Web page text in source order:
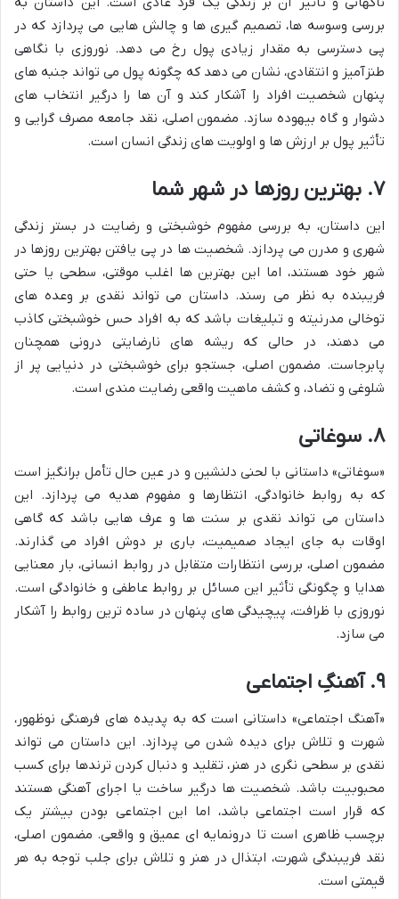
بررسی وسوسه ها، تصمیم گیری ها و چالش هایی می پردازد که در
پی دسترسی به مقدار زیادی پول رخ می دهد. نوروزی با نگاهی
طنزآمیز و انتقادی، نشان می دهد که چگونه پول می تواند جنبه های
پنهان شخصیت افراد را آشکار کند و آن ها را درگیر انتخاب های
دشوار و گاه بیهوده سازد. مضمون اصلی، نقد جامعه مصرف گرایی و
تأثیر پول بر ارزش ها و اولویت های زندگی انسان است.
۷. بهترین روزها در شهر شما
این داستان، به بررسی مفهوم خوشبختی و رضایت در بستر زندگی
شهری و مدرن می پردازد. شخصیت ها در پی یافتن بهترین روزها در
شهر خود هستند، اما این بهترین ها اغلب موقتی، سطحی یا حتی
فریبنده به نظر می رسند. داستان می تواند نقدی بر وعده های
توخالی مدرنیته و تبلیغات باشد که به افراد حس خوشبختی کاذب
می دهند، در حالی که ریشه های نارضایتی درونی همچنان
پابرجاست. مضمون اصلی، جستجو برای خوشبختی در دنیایی پر از
شلوغی و تضاد، و کشف ماهیت واقعی رضایت مندی است.
۸. سوغاتی
«سوغاتی» داستانی با لحنی دلنشین و در عین حال تأمل برانگیز است
که به روابط خانوادگی، انتظارها و مفهوم هدیه می پردازد. این
داستان می تواند نقدی بر سنت ها و عرف هایی باشد که گاهی
اوقات به جای ایجاد صمیمیت، باری بر دوش افراد می گذارند.
مضمون اصلی، بررسی انتظارات متقابل در روابط انسانی، بار معنایی
هدایا و چگونگی تأثیر این مسائل بر روابط عاطفی و خانوادگی است.
نوروزی با ظرافت، پیچیدگی های پنهان در ساده ترین روابط را آشکار
می سازد.
۹. آهنگِ اجتماعی
«آهنگ اجتماعی» داستانی است که به پدیده های فرهنگی نوظهور،
شهرت و تلاش برای دیده شدن می پردازد. این داستان می تواند
نقدی بر سطحی نگری در هنر، تقلید و دنبال کردن ترندها برای کسب
محبوبیت باشد. شخصیت ها درگیر ساخت یا اجرای آهنگی هستند
که قرار است اجتماعی باشد، اما این اجتماعی بودن بیشتر یک
برچسب ظاهری است تا درونمایه ای عمیق و واقعی. مضمون اصلی،
نقد فریبندگی شهرت، ابتذال در هنر و تلاش برای جلب توجه به هر
قیمتی است.